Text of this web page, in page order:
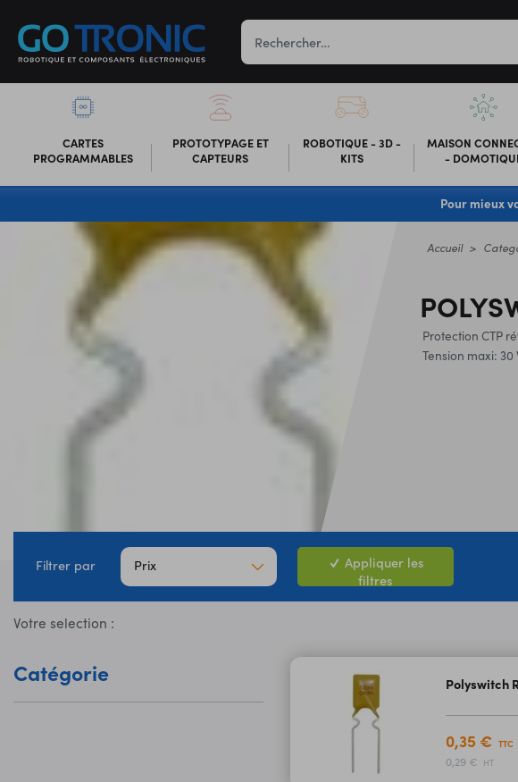
CARTES
PROGRAMMABLES
PROTOTYPAGE ET
CAPTEURS
ROBOTIQUE - 3D -
KITS
MAISON
-
Pour mieux
Accueil
Protection CTP
Tension maxi: 30
Filtrer par Prix
Appliquer les
filtres
Votre selection :
Catégorie Polyswitch
0,35 € TTC
0,29 € HT